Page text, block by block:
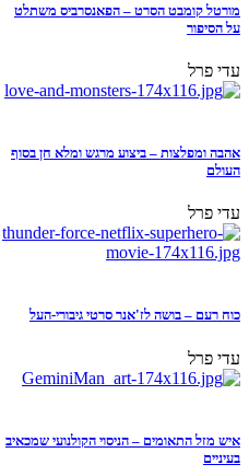
מורטל קומבט הסרט – הפאנסרביס משתלט
על הסיפור
עדי פרל
אהבה ומפלצות – ביצוע מרגש ומלא חן בסוף
העולם
עדי פרל
כוח רעם – בושה לז'אנר סרטי גיבורי-העל
עדי פרל
איש מזל התאומים – הניסוי הקולנועי שמכאיב
בעיניים